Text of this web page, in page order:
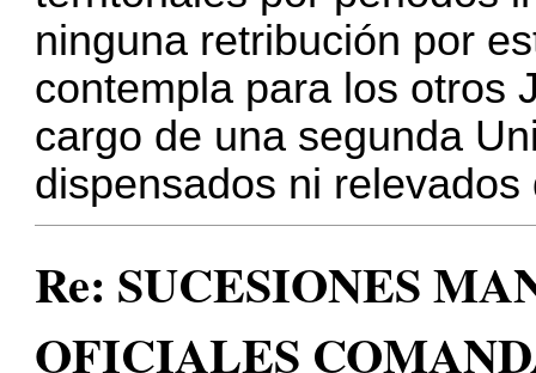
ninguna retribución por
contempla para los otros
cargo de una segunda
dispensados ni
Re: SUCESIONES
OFICIALES